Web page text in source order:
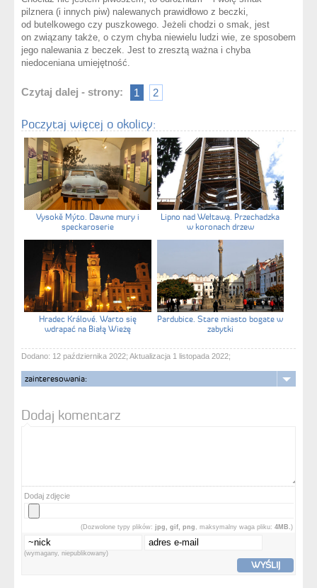
pilznera (i innych piw) nalewanych prawidłowo z beczki,
od butelkowego czy puszkowego. Jeżeli chodzi o smak, jest
on związany także, o czym chyba niewielu ludzi wie, ze sposobem
jego nalewania z beczek. Jest to zresztą ważna i chyba
niedoceniana umiejętność.
Czytaj dalej - strony: 1 2
Poczytaj więcej o okolicy:
Vysokě Mýto. Dawne mury i
speckaroserie
Lipno nad Wełtawą. Przechadzka
w koronach drzew
Hradec Králové. Warto się
wdrapać na Białą Wieżę
Pardubice. Stare miasto bogate w
zabytki
Dodano: 12 października 2022; Aktualizacja 1 listopada 2022;
zainteresowania:
Dodaj komentarz
Dodaj zdjęcie
(Dozwolone typy plików: jpg, gif, png , maksymalny waga pliku: 4MB. )
(wymagany, niepublikowany)
WYŚLIJ